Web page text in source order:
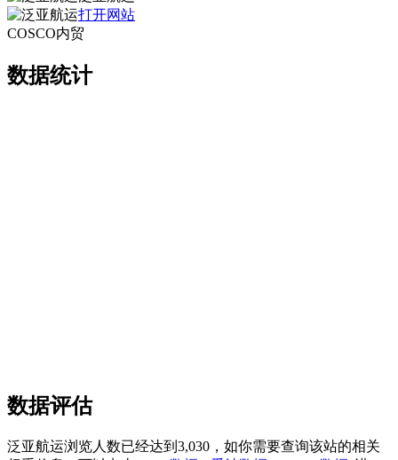
打开网站
COSCO内贸
数据统计
数据评估
泛亚航运浏览人数已经达到3,030，如你需要查询该站的相关